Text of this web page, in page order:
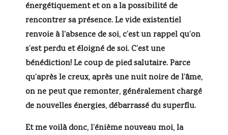
énergétiquement et on a la possibilité de
rencontrer sa présence. Le vide existentiel
renvoie à l’absence de soi, c’est un rappel qu’on
s’est perdu et éloigné de soi. C’est une
bénédiction! Le coup de pied salutaire. Parce
qu’après le creux, après une nuit noire de l’âme,
on ne peut que remonter, généralement chargé
de nouvelles énergies, débarrassé du superflu.
Et me voilà donc, l’énième nouveau moi, la